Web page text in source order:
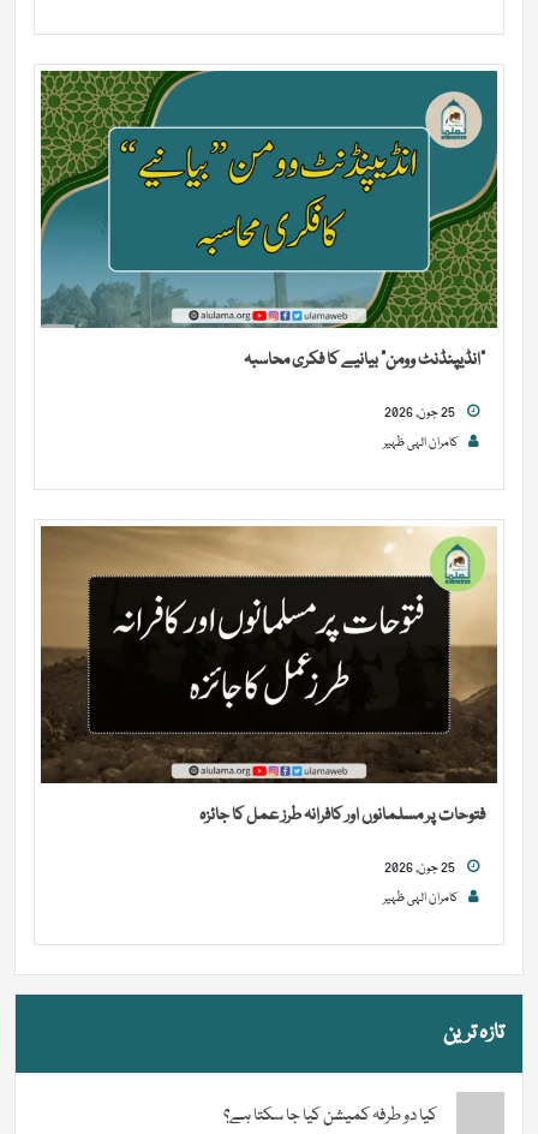
“انڈیپنڈنٹ وومن” بیانیے کا فکری محاسبہ
کامران الہی ظہیر
فتوحات پر مسلمانوں اور کافرانہ طرز عمل کا جائزہ
کامران الہی ظہیر
تازہ ترین
کیا دو طرفہ کمیشن کیا جا سکتا ہے؟